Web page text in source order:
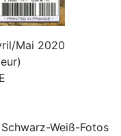
Mai 2020
Weiß-Fotos